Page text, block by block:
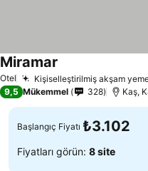
Otel Kişiselleştirilmiş akşam
Miramar
9,5 Mükemmel 328 Kaş,
Başlangıç Fiyatı ₺3.102
Fiyatları görün: 8 site